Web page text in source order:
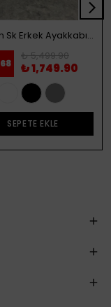
Go Run Sk Erkek Ayakkabı - Siyah
68
₺ 5,499.90
₺ 1,749.90
SEPETE EKLE